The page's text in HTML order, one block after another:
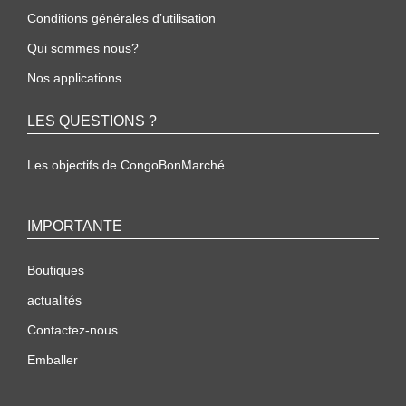
Conditions générales d’utilisation
Qui sommes nous?
Nos applications
LES QUESTIONS ?
Les objectifs de CongoBonMarché.
IMPORTANTE
Boutiques
actualités
Contactez-nous
Emballer